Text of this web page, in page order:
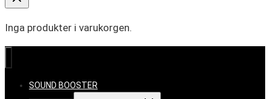
Inga produkter i varukorgen.
SOUND BOOSTER